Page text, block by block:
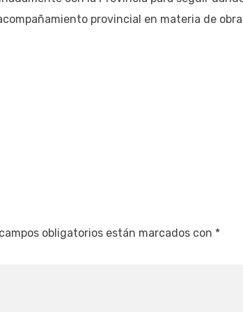
provincial en materia de
obligatorios están marcados con *